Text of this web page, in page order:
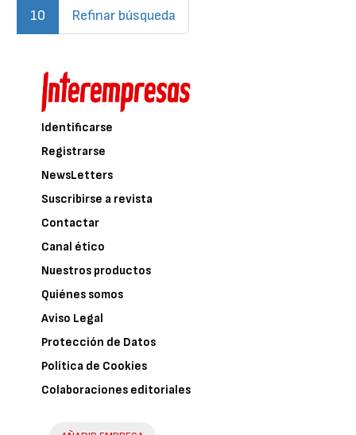
10 (current)
Refinar búsqueda
Identificarse
Registrarse
NewsLetters
Suscribirse a revista
Contactar
Canal ético
Nuestros productos
Quiénes somos
Aviso Legal
Protección de Datos
Política de Cookies
Colaboraciones editoriales